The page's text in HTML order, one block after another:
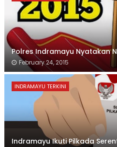
Polres Indramayu Nyatakan
February 24, 2015
INDRAMAYU TERKINI
Indramayu Ikuti Pilkada